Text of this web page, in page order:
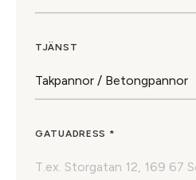
TJÄNST
GATUADRESS *